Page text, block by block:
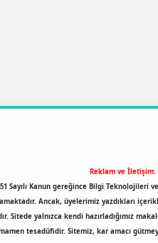
Reklam ve İletişim:
Sayılı Kanun gereğince Bilgi
Ancak, üyelerimiz yazdıkları
Sitede yalnızca kendi hazırladığımız
tesadüfidir. Sitemiz, kar amacı